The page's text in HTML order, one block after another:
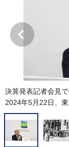
決算発表記者会見
2024年5月22日、